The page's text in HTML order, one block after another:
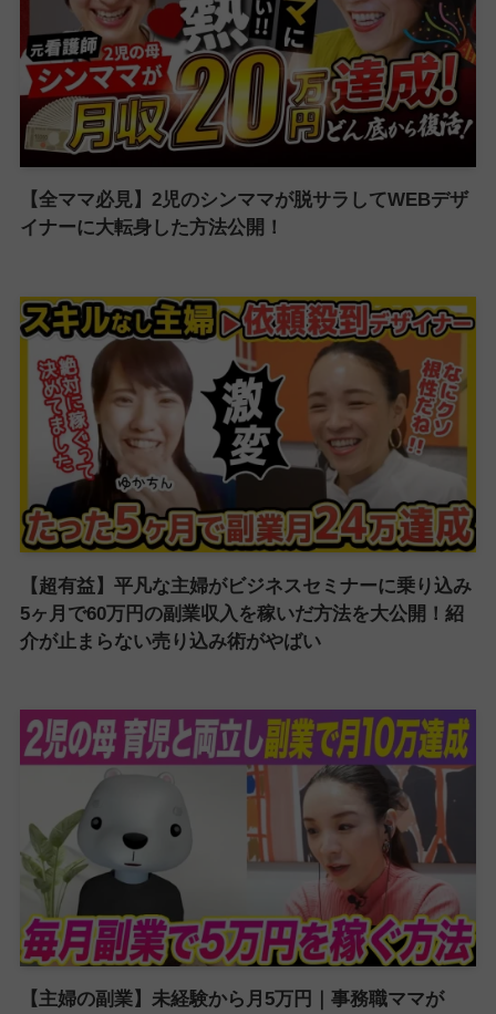
【全ママ必見】2児のシンママが脱サラしてWEBデザ
イナーに大転身した方法公開！
【超有益】平凡な主婦がビジネスセミナーに乗り込み
5ヶ月で60万円の副業収入を稼いだ方法を大公開！紹
介が止まらない売り込み術がやばい
【主婦の副業】未経験から月5万円｜事務職ママが